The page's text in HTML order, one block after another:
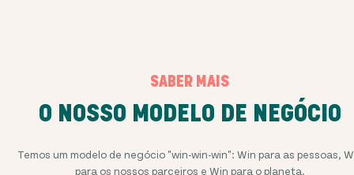
SABER MAIS
O NOSSO MODELO DE NEGÓCIO
Temos um modelo de negócio "win-win-win": Win para as pessoas,
para os nossos parceiros e Win para o planeta.